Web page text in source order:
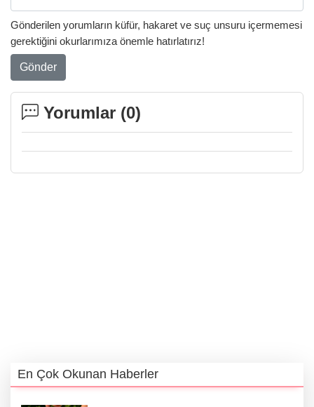
Gönderilen yorumların küfür, hakaret ve suç unsuru içermemesi
gerektiğini okurlarımıza önemle hatırlatırız!
Gönder
Yorumlar (0)
En Çok Okunan Haberler